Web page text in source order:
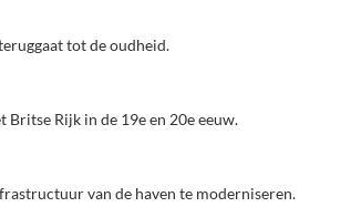
tot de oudheid.
Britse Rijk in de 19e en 20e eeuw.
van de haven te moderniseren.